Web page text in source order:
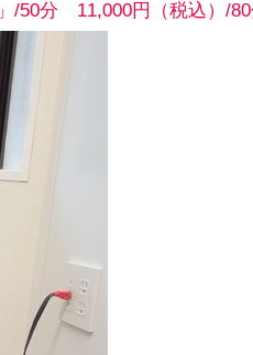
/50分 11,000円（税込）/